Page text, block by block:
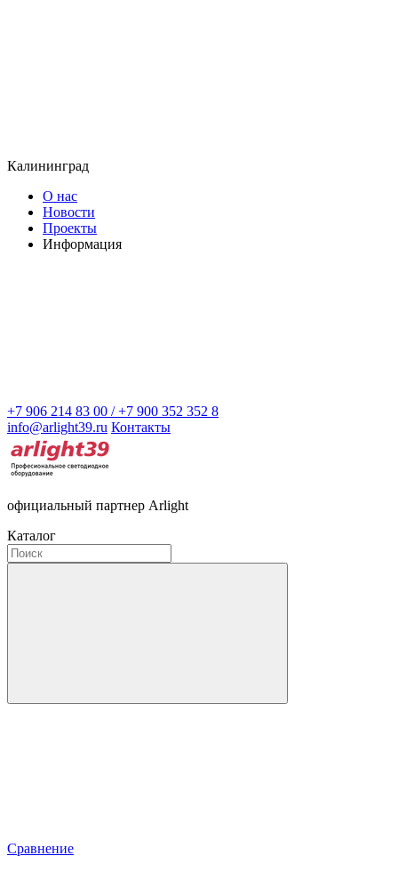
Калининград
О нас
Новости
Проекты
Информация
+7 906 214 83 00 / +7 900 352 352 8
info@arlight39.ru Контакты
официальный партнер Arlight
Каталог
Сравнение